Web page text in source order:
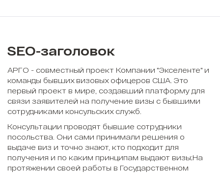
SEO-заголовок
АРГО - совместный проект Компании "Экселенте" и
команды бывших визовых офицеров США. Это
первый проект в мире, создавший платформу для
связи заявителей на получение визы с бывшими
сотрудниками консульских служб.
Консультации проводят бывшие сотрудники
посольства. Они сами принимали решения о
выдаче виз и точно знают, кто подходит для
получения и по каким принципам выдают визы;На
протяжении своей работы в Государственном